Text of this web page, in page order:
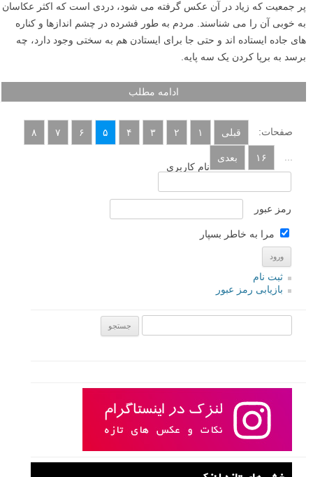
پر جمعیت که زیاد در آن عکس گرفته می شود، دردی است که اکثر عکاسان
به خوبی آن را می شناسند. مردم به طور فشرده در چشم اندازها و کناره
های جاده ایستاده اند و حتی جا برای ایستادن هم به سختی وجود دارد، چه
برسد به برپا کردن یک سه پایه.
ادامه مطلب
صفحات: قبلی ۱ ۲ ۳ ۴ ۵ ۶ ۷ ۸
۱۶
بعدی
نام کاربری
رمز عبور
مرا به خاطر بسپار
ثبت نام
بازیابی رمز عبور